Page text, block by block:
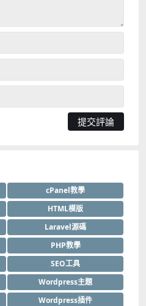
cPanel教學
HTML模版
Laravel源碼
PHP教學
SEO工具
Wordpress主題
Wordpress插件